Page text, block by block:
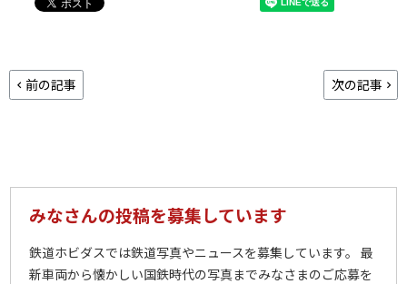
前の記事 次の記事
みなさんの投稿を募集しています
鉄道ホビダスでは鉄道写真やニュースを募集しています。 最
新車両から懐かしい国鉄時代の写真までみなさまのご応募を